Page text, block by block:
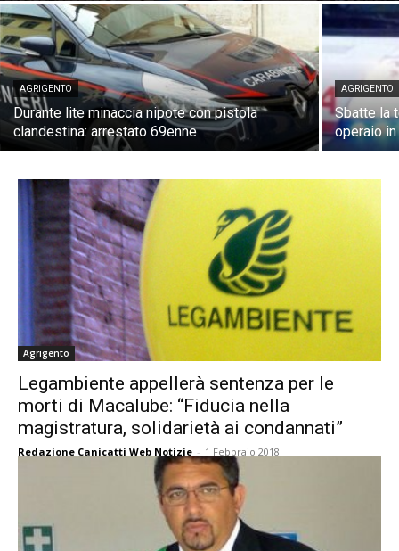
AGRIGENTO
Durante lite minaccia nipote con pistola
clandestina: arrestato 69enne
AGRIGENTO
Sbatte la
operaio
Agrigento
Legambiente appellerà sentenza per le
morti di Macalube: “Fiducia nella
magistratura, solidarietà ai condannati”
Redazione Canicatti Web Notizie - 1 Febbraio 2018